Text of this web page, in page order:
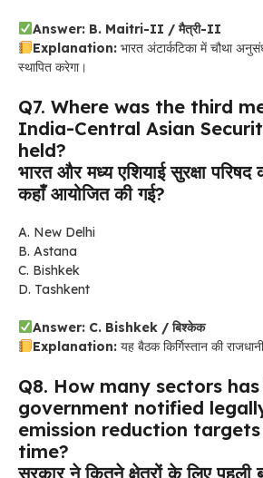
Answer: B. Maitri-II / मैत्री-II
Explanation:भारत अंटार्कटिका में चौथा
स्थापित करेगा।
Q7. Where was the third
India-Central Asian
held?
भारत और मध्य एशियाई सुरक्षा
कहाँ आयोजित की गई?
A. New Delhi
B. Astana
C. Bishkek
D. Tashkent
Answer: C. Bishkek / बिश्केक
Explanation: यह बैठक किर्गिस्तान की
Q8. How many sectors
government notified
emission reduction
time?
सरकार ने कितने क्षेत्रों के लिए पहली